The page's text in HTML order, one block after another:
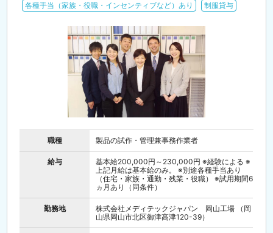
各種手当（家族・役職・インセンティブなど）あり
制服貸与
職種 製品の試作・管理兼事務作業者
給与
基本給200,000円～230,000円 ※経験による ※
上記月給は基本給のみ。 ※別途各種手当あり
（住宅・家族・通勤・残業・役職） ※試用期間6
ヵ月あり（同条件）
勤務地
株式会社メディテックジャパン 岡山工場 （岡
山県岡山市北区御津高津120-39）